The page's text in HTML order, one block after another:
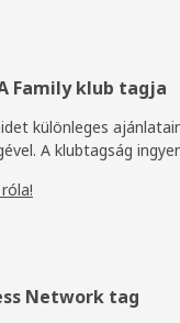
Family klub tagja
különleges
A klubtagság
Network tag